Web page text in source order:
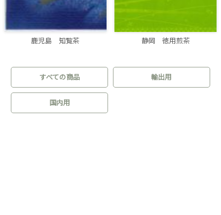
鹿児島 知覧茶 静岡 徳用煎茶
すべての商品 輸出用
国内用